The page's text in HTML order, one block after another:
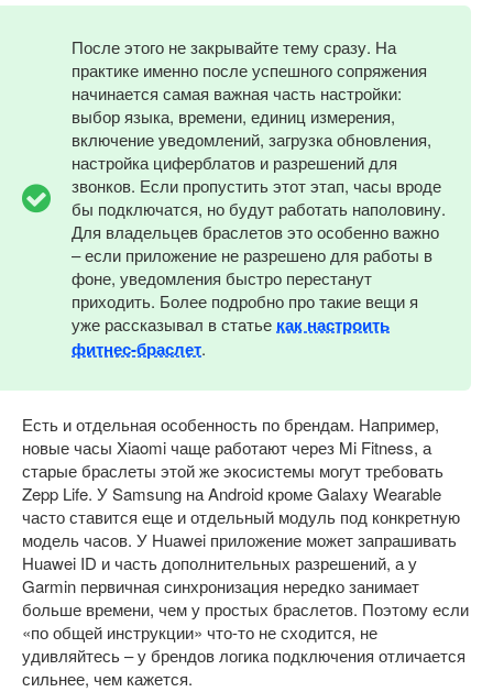
После этого не закрывайте тему сразу. На
практике именно после успешного сопряжения
начинается самая важная часть настройки:
выбор языка, времени, единиц измерения,
включение уведомлений, загрузка обновления,
настройка циферблатов и разрешений для
звонков. Если пропустить этот этап, часы вроде
бы подключатся, но будут работать наполовину.
Для владельцев браслетов это особенно важно
– если приложение не разрешено для работы в
фоне, уведомления быстро перестанут
приходить. Более подробно про такие вещи я
уже рассказывал в статье как настроить
фитнес-браслет.
Есть и отдельная особенность по брендам. Например,
новые часы Xiaomi чаще работают через Mi Fitness, а
старые браслеты этой же экосистемы могут требовать
Zepp Life. У Samsung на Android кроме Galaxy Wearable
часто ставится еще и отдельный модуль под конкретную
модель часов. У Huawei приложение может запрашивать
Huawei ID и часть дополнительных разрешений, а у
Garmin первичная синхронизация нередко занимает
больше времени, чем у простых браслетов. Поэтому если
«по общей инструкции» что-то не сходится, не
удивляйтесь – у брендов логика подключения отличается
сильнее, чем кажется.